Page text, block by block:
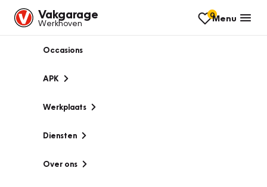
Vakgarage
Werkhoven
0Menu
Occasions
APK
Werkplaats
Diensten
Over ons